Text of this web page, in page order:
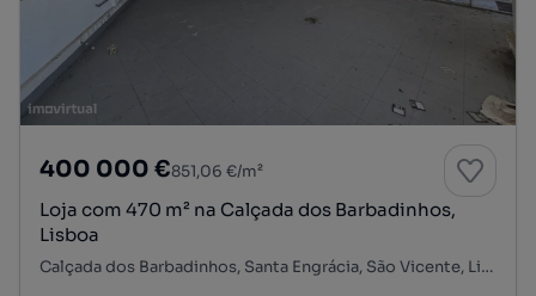
400 000 €851,06 €/m²
Loja com 470 m² na Calçada dos Barbadinhos,
Lisboa
Calçada dos Barbadinhos, Santa Engrácia, São Vicente, Lisboa, Lisboa